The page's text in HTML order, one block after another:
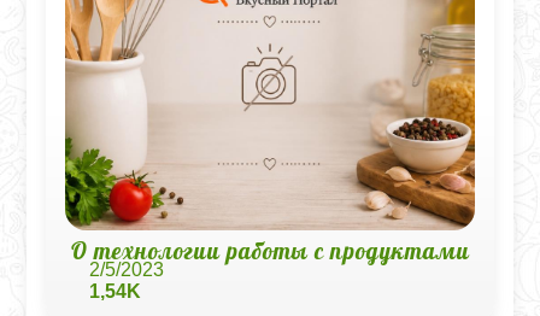
О технологии работы с продуктами
2/5/2023
1,54K